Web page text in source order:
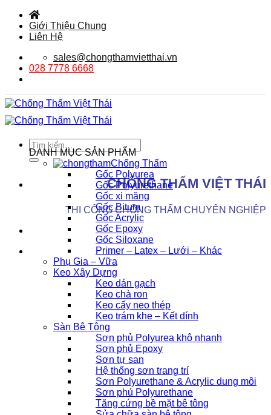
qua
Giới Thiệu Chung
Liên Hệ
sales@chongthamvietthai.vn
028 7778 6668
Tìm
kiếm:
CHỐNG THẤM VIỆT THÁI
THI CÔNG CHỐNG THẤM CHUYÊN NGHIỆP
DANH MỤC SẢN PHẨM
Chống Thấm
Gốc Polyurea
Gốc Polyurethane
Gốc xi măng
Gốc Bitum
Gốc Acrylic
Gốc Epoxy
Gốc Siloxane
Primer – Latex – Lưới – Khác
Phụ Gia – Vữa
Keo Xây Dựng
Keo dán gạch
Keo chà ron
Keo cấy neo thép
Keo trám khe – Kết dính
Sàn Bê Tông
Sơn phủ Polyurea khô nhanh
Sơn phủ Epoxy
Sơn tự san
Hệ thống sơn trang trí
Sơn Polyurethane & Acrylic dung môi
Sơn phủ Polyurethane
Tăng cứng bề mặt bê tông